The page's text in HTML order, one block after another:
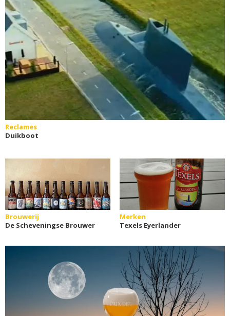
Reclames
Duikboot
Brouwerij
De Scheveningse Brouwer
Merken
Texels Eyerlander